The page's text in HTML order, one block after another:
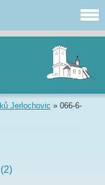
Jerlochovic » 066-6-